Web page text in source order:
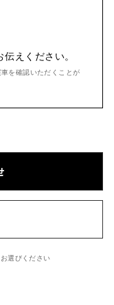
えください。
を確認いただくことが
選びください